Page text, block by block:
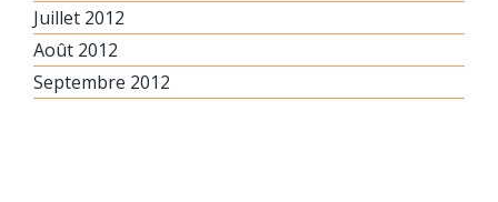
Juillet 2012
Août 2012
Septembre 2012